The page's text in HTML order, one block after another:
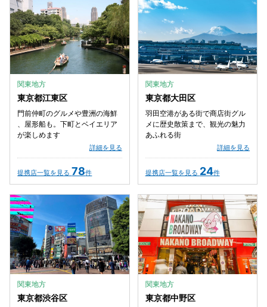
関東地方
東京都江東区
門前仲町のグルメや豊洲の海鮮
、屋形船も。下町とベイエリア
が楽しめます
詳細を見る
提携店一覧を見る 78件
関東地方
東京都大田区
羽田空港がある街で商店街グル
メに歴史散策まで、観光の魅力
あふれる街
詳細を見る
提携店一覧を見る 24件
関東地方
東京都渋谷区
関東地方
東京都中野区